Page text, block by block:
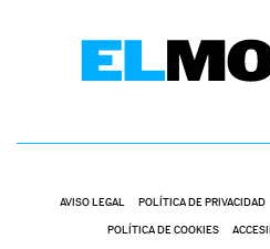
AVISO LEGAL POLÍTICA DE PRIVACIDAD
POLÍTICA DE COOKIES